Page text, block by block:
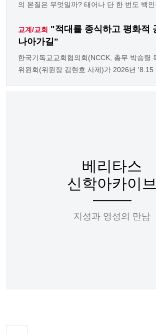
의 본질은 무엇일까? 태어나 단 한 번도 백인
교계/교회 "적대를 종식하고 평화적
나아가길"
한국기독교교회협의회(NCCK, 총무 박승렬
위원회(위원장 김현호 사제)가 2026년 '8.15
베리타스
신학아카이브
지성과 영성의 만남